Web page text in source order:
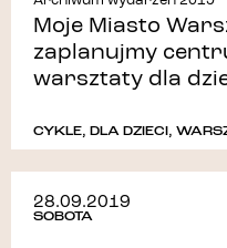
Moje Miasto
zaplanujmy
warsztaty dla
CYKLE, DLA DZIECI,
28.09.2019
SOBOTA